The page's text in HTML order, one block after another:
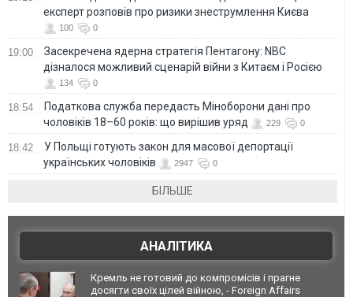
експерт розповів про ризики знеструмлення Києва
100 0
19:00
Засекречена ядерна стратегія Пентагону: NBC
дізналося можливий сценарій війни з Китаєм і Росією
134 0
18:54
Податкова служба передасть Міноборони дані про
чоловіків 18–60 років: що вирішив уряд
229 0
18:42
У Польщі готують закон для масової депортації
українських чоловіків
2947 0
БІЛЬШЕ
АНАЛІТИКА
Кремль не готовий до компромісів і прагне
досягти своїх цілей війною, - Foreign Affairs